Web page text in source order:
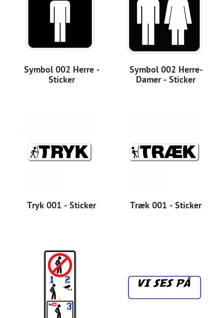
Symbol 002 Herre -
Sticker
Symbol 002 Herre-
Damer - Sticker
Tryk 001 - Sticker Træk 001 - Sticker